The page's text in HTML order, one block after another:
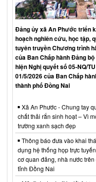
Đảng ủy xã An Phước triển
hoạch nghiên cứu, học tập,
tuyên truyền Chương trình
của Ban Chấp hành Đảng
hiện Nghị quyết số 05-NQ/
01/5/2026 của Ban Chấp
thành phố Đồng Nai
Xã An Phước - Chung tay
chất thải rắn sinh hoạt – Vì
trường xanh sạch đẹp
Thông báo đưa vào khai
dụng hệ thống họp trực
cơ quan đảng, nhà nước
tỉnh Đồng Nai